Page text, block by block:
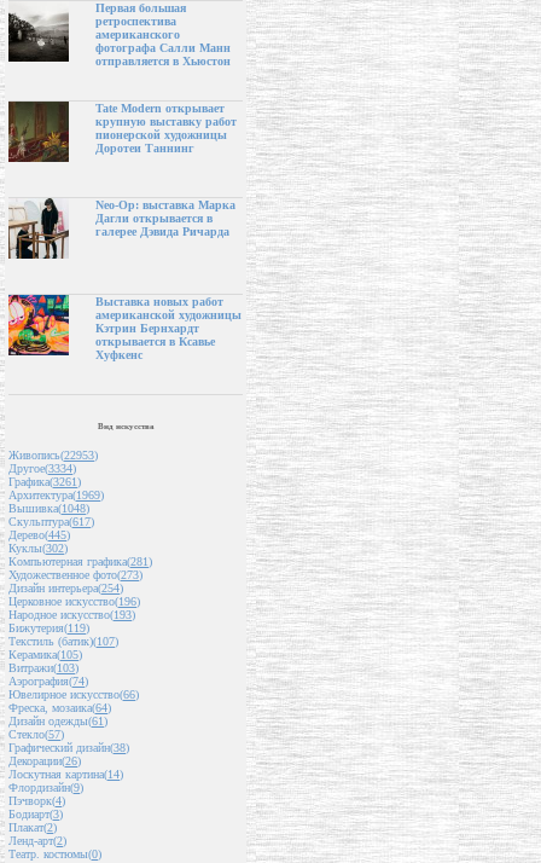
Первая большая
ретроспектива
американского
фотографа Салли Манн
отправляется в Хьюстон
Tate Modern открывает
крупную выставку работ
пионерской художницы
Доротеи Таннинг
Neo-Op: выставка Марка
Дагли открывается в
галерее Дэвида Ричарда
Выставка новых работ
американской художницы
Кэтрин Бернхардт
открывается в Ксавье
Хуфкенс
Вид искусства
Живопись(22953)
Другое(3334)
Графика(3261)
Архитектура(1969)
Вышивка(1048)
Скульптура(617)
Дерево(445)
Куклы(302)
Компьютерная графика(281)
Художественное фото(273)
Дизайн интерьера(254)
Церковное искусство(196)
Народное искусство(193)
Бижутерия(119)
Текстиль (батик)(107)
Керамика(105)
Витражи(103)
Аэрография(74)
Ювелирное искусство(66)
Фреска, мозаика(64)
Дизайн одежды(61)
Стекло(57)
Графический дизайн(38)
Декорации(26)
Лоскутная картина(14)
Флордизайн(9)
Пэчворк(4)
Бодиарт(3)
Плакат(2)
Ленд-арт(2)
Театр. костюмы(0)